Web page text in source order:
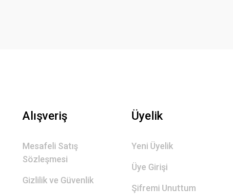
Alışveriş
Mesafeli Satış
Sözleşmesi
Gizlilik ve Güvenlik
Üyelik
Yeni Üyelik
Üye Girişi
Şifremi Unuttum